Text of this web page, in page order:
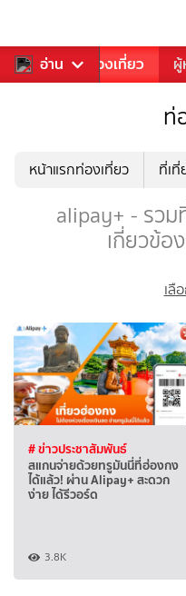
อ่าน
อาหาร ท่องเที่ยว
ท่
หน้าแรกท่องเที่ยว ที่เที่
alipay+ - รว
เกี่ยวข้อ
เลื
# ข่าวประชาสัมพันธ์
สแกนจ่ายด้วยทรูมันนี่ที่ฮ่องกง
ได้แล้ว! ผ่าน Alipay+ สะดวก
ง่าย ได้รีวอร์ด
3.8K